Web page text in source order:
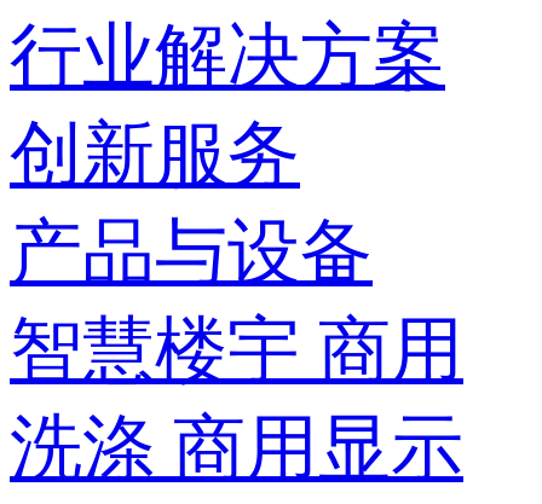
行业解决方案
创新服务
产品与设备
智慧楼宇 商用
洗涤 商用显示